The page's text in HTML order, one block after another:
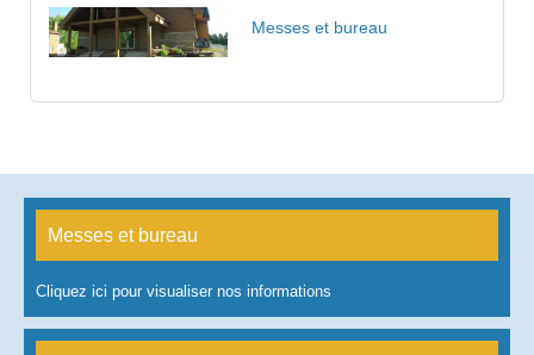
Messes et bureau
Messes et bureau
Cliquez ici pour visualiser nos informations